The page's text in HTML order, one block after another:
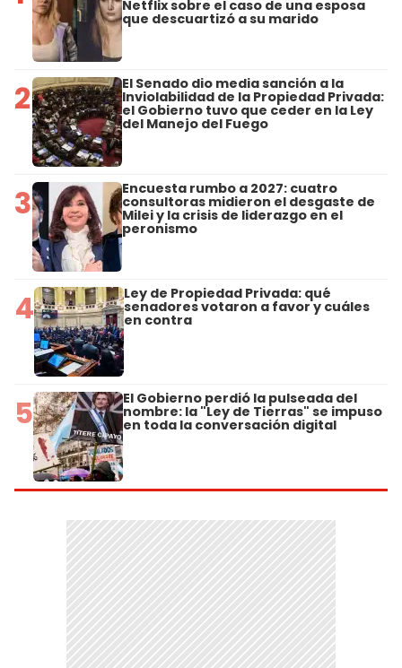
Netflix sobre el caso de una esposa
que descuartizó a su marido
2 El Senado dio media sanción a la
Inviolabilidad de la Propiedad Privada:
el Gobierno tuvo que ceder en la Ley
del Manejo del Fuego
3 Encuesta rumbo a 2027: cuatro
consultoras midieron el desgaste de
Milei y la crisis de liderazgo en el
peronismo
4 Ley de Propiedad Privada: qué
senadores votaron a favor y cuáles
en contra
5 El Gobierno perdió la pulseada del
nombre: la "Ley de Tierras" se impuso
en toda la conversación digital